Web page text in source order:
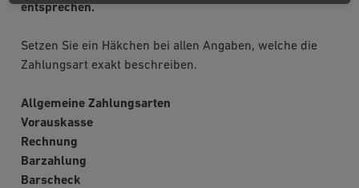
entsprechen.
Setzen Sie ein Häkchen bei allen Angaben, welche die
Zahlungsart exakt beschreiben.
Allgemeine Zahlungsarten
Vorauskasse
Rechnung
Barzahlung
Barscheck